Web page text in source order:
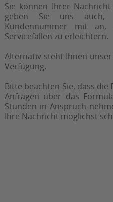
Sie können Ihrer
geben Sie uns auch,
Kundennummer mit
Servicefällen zu erleichtern.
Alternativ steht Ihnen
Verfügung.
Bitte beachten Sie, dass
Anfragen über das
Stunden in Anspruch
Ihre Nachricht möglichst